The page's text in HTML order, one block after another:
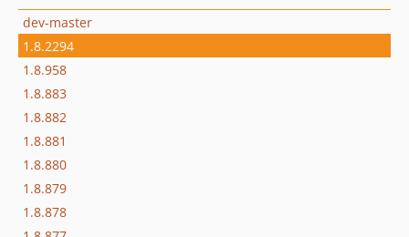
dev-master
1.8.2294
1.8.958
1.8.883
1.8.882
1.8.881
1.8.880
1.8.879
1.8.878